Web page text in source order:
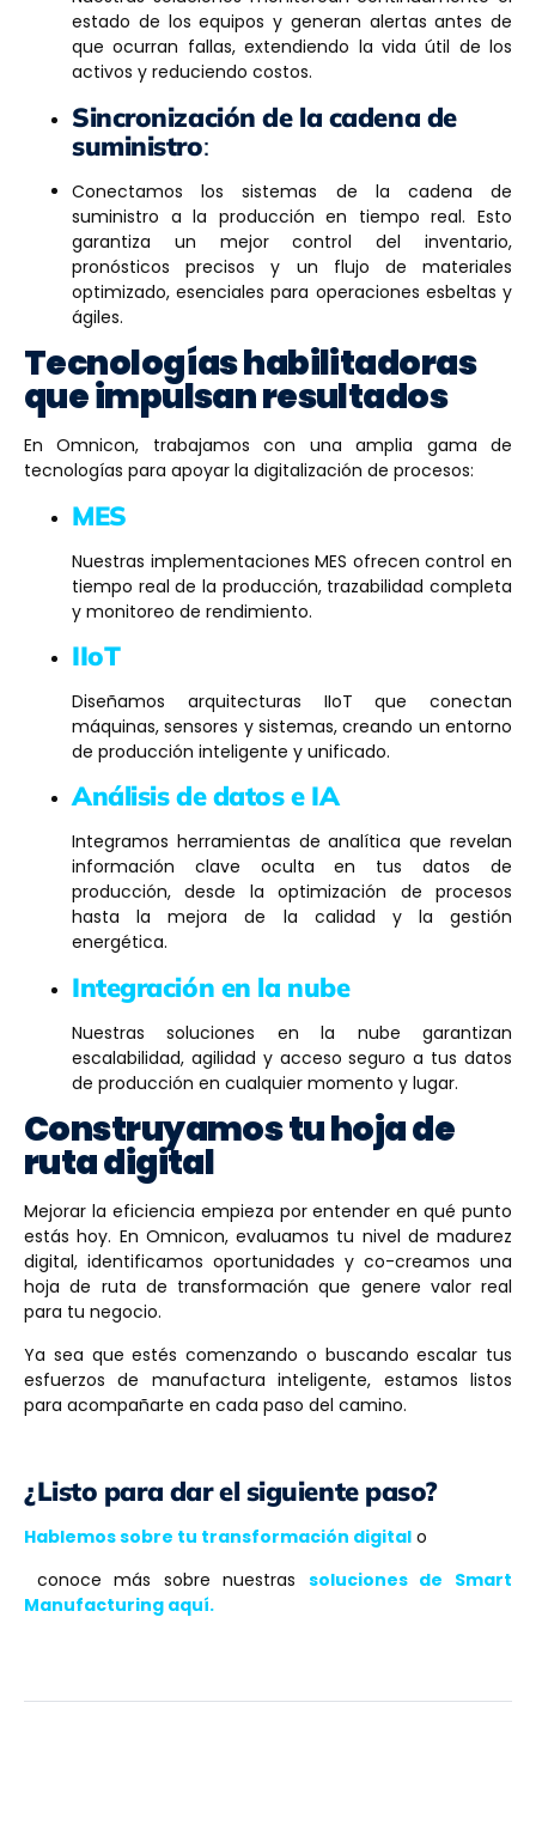
estado de los equipos y generan alertas antes de
que ocurran fallas, extendiendo la vida útil de los
activos y reduciendo costos.
Sincronización de la cadena de
suministro:
Conectamos los sistemas de la cadena de
suministro a la producción en tiempo real. Esto
garantiza un mejor control del inventario,
pronósticos precisos y un flujo de materiales
optimizado, esenciales para operaciones esbeltas y
ágiles.
Tecnologías habilitadoras
que impulsan resultados
En Omnicon, trabajamos con una amplia gama de
tecnologías para apoyar la digitalización de procesos:
MES
Nuestras implementaciones MES ofrecen control en
tiempo real de la producción, trazabilidad completa
y monitoreo de rendimiento.
IIoT
Diseñamos arquitecturas IIoT que conectan
máquinas, sensores y sistemas, creando un entorno
de producción inteligente y unificado.
Análisis de datos e IA
Integramos herramientas de analítica que revelan
información clave oculta en tus datos de
producción, desde la optimización de procesos
hasta la mejora de la calidad y la gestión
energética.
Integración en la nube
Nuestras soluciones en la nube garantizan
escalabilidad, agilidad y acceso seguro a tus datos
de producción en cualquier momento y lugar.
Construyamos tu hoja de
ruta digital
Mejorar la eficiencia empieza por entender en qué punto
estás hoy. En Omnicon, evaluamos tu nivel de madurez
digital, identificamos oportunidades y co-creamos una
hoja de ruta de transformación que genere valor real
para tu negocio.
Ya sea que estés comenzando o buscando escalar tus
esfuerzos de manufactura inteligente, estamos listos
para acompañarte en cada paso del camino.
¿Listo para dar el siguiente paso?
Hablemos sobre tu transformación digital o
conoce más sobre nuestras soluciones de Smart
Manufacturing aquí.